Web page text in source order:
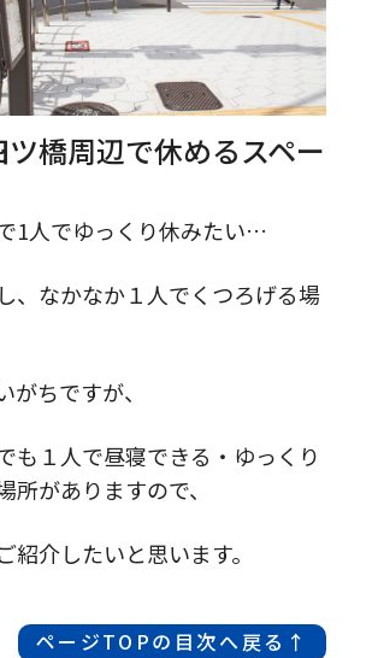
橋周辺で休めるスペー
1人でゆっくり休みたい…
、なかなか１人でくつろげる場
がちですが、
も１人で昼寝できる・ゆっくり
所がありますので、
紹介したいと思います。
ページTOPの目次へ戻る↑